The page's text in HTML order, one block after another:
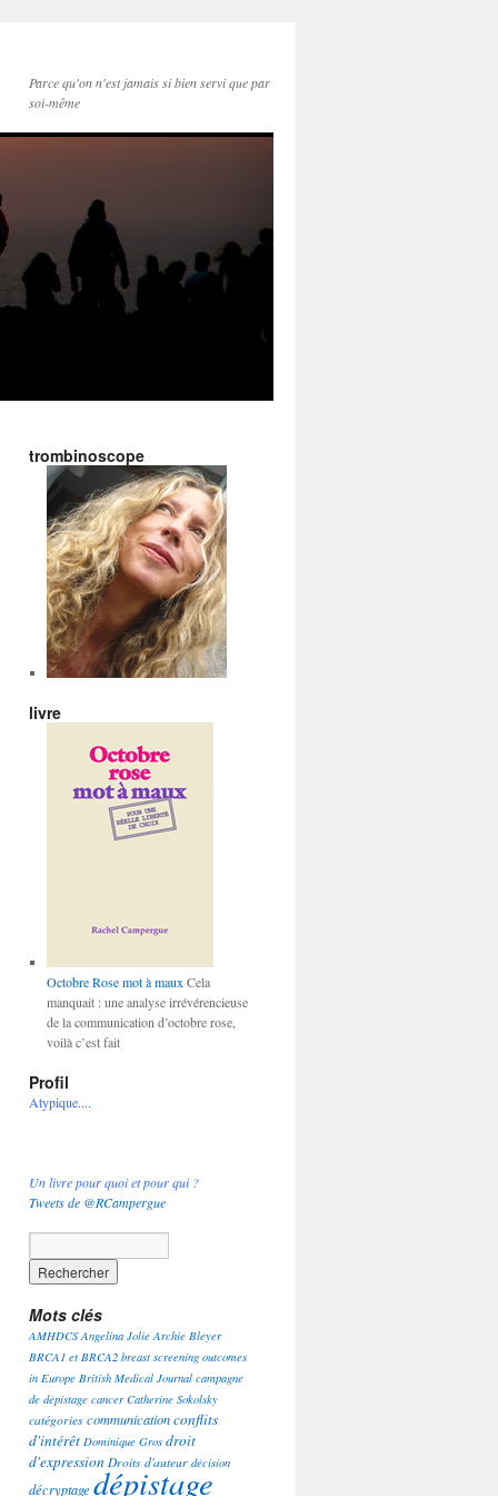
Parce qu'on n'est jamais si bien servi que par
soi-même
trombinoscope
livre
Octobre Rose mot à maux Cela
manquait : une analyse irrévérencieuse
de la communication d’octobre rose,
voilà c’est fait
Profil
Atypique....
Un livre pour quoi et pour qui ?
Tweets de @RCampergue
Mots clés
AMHDCS Angelina Jolie Archie Bleyer
BRCA1 et BRCA2 breast screening outcomes
in Europe British Medical Journal campagne
de dépistage cancer Catherine Sokolsky
catégories communicationconflits
d'intérêt Dominique Gros droit
d'expression Droits d'auteur décision
décryptage dépistage